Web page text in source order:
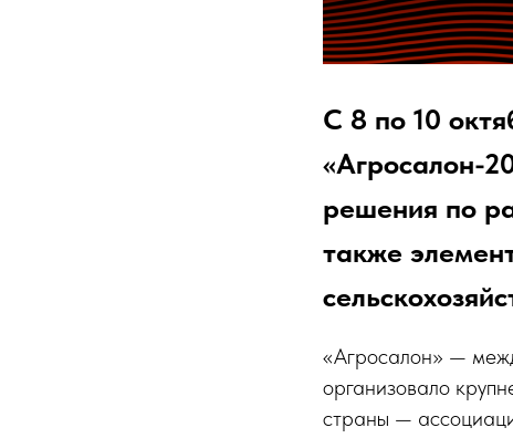
С 8 по 10
«Агросалон-
решения по
также
«Агросалон» —
организовало
страны —